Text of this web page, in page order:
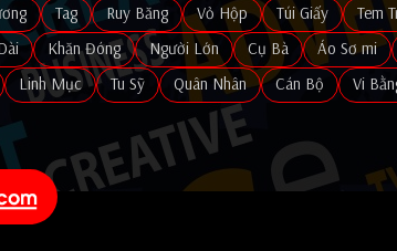
Tag Ruy Băng Vỏ Hộp Túi Giấy Tem
Khăn Đóng Người Lớn Cụ Bà Áo Sơ mi
Linh Mục Tu Sỹ Quân Nhân Cán Bộ Vi